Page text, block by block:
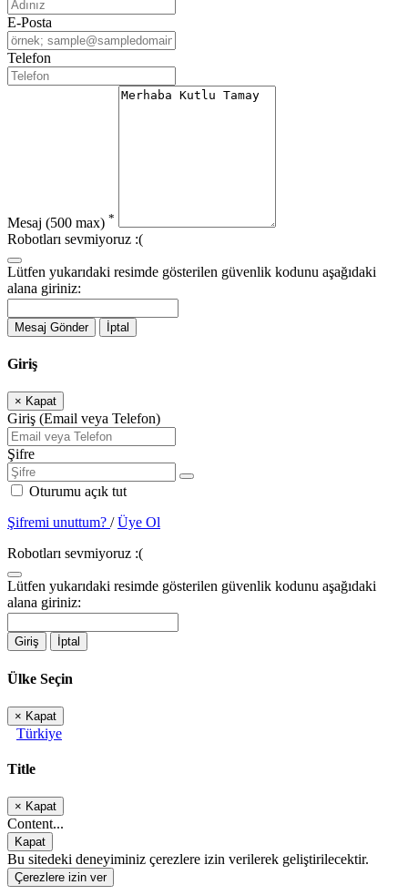
E-Posta
Telefon
Mesaj (500 max) *
Robotları sevmiyoruz :(
Lütfen yukarıdaki resimde gösterilen güvenlik kodunu aşağıdaki
alana giriniz:
Mesaj Gönder İptal
Giriş
× Kapat
Giriş (Email veya Telefon)
Şifre
Oturumu açık tut
Şifremi unuttum? /Üye Ol
Robotları sevmiyoruz :(
Lütfen yukarıdaki resimde gösterilen güvenlik kodunu aşağıdaki
alana giriniz:
Giriş İptal
Ülke Seçin
× Kapat
Türkiye
Title
× Kapat
Content...
Kapat
Bu sitedeki deneyiminiz çerezlere izin verilerek geliştirilecektir.
Çerezlere izin ver